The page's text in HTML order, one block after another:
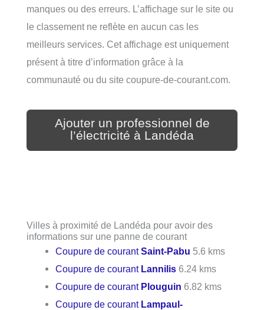
manques ou des erreurs. L’affichage sur le site ou
le classement ne reflète en aucun cas les
meilleurs services. Cet affichage est uniquement
présent à titre d’information grâce à la
communauté ou du site coupure-de-courant.com.
Ajouter un professionnel de
l’électricité à Landéda
Villes à proximité de Landéda pour avoir des
informations sur une panne de courant
Coupure de courantSaint-Pabu 5.6 kms
Coupure de courant Lannilis 6.24 kms
Coupure de courant Plouguin 6.82 kms
Coupure de courant Lampaul-